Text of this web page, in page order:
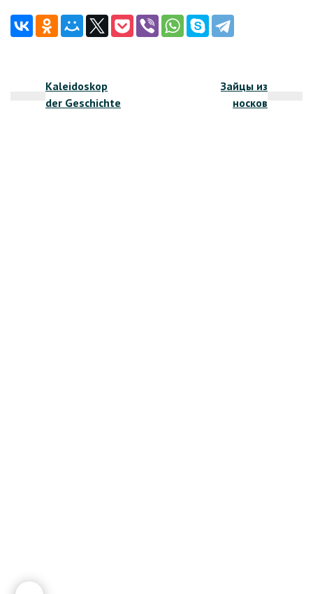
Kaleidoskop
der Geschichte
Зайцы из
носков